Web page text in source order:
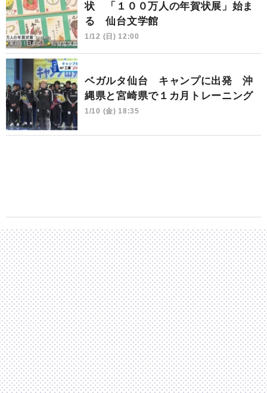
状 「１００万人の年賀状展」始ま
る 仙台文学館
1/12 (日) 12:00
ベガルタ仙台 キャンプに出発 沖
縄県と宮崎県で１カ月トレーニング
1/10 (金) 18:35